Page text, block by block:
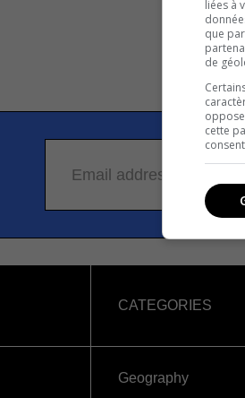
Email address
CATEGORIES
Geography
liées à
que
de
cette